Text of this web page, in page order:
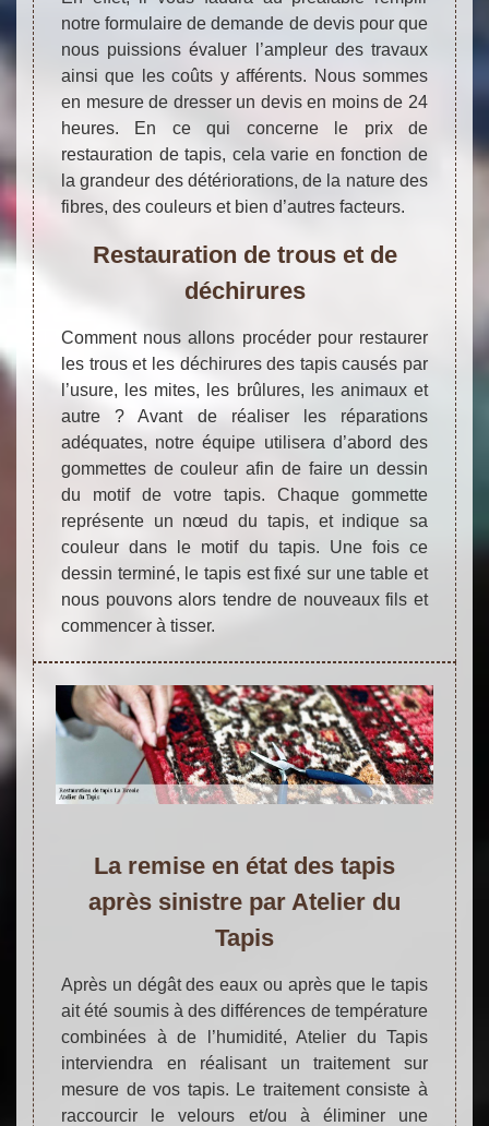
notre formulaire de demande de devis pour que
nous puissions évaluer l’ampleur des travaux
ainsi que les coûts y afférents. Nous sommes
en mesure de dresser un devis en moins de 24
heures. En ce qui concerne le prix de
restauration de tapis, cela varie en fonction de
la grandeur des détériorations, de la nature des
fibres, des couleurs et bien d’autres facteurs.
Restauration de trous et de
déchirures
Comment nous allons procéder pour restaurer
les trous et les déchirures des tapis causés par
l’usure, les mites, les brûlures, les animaux et
autre ? Avant de réaliser les réparations
adéquates, notre équipe utilisera d’abord des
gommettes de couleur afin de faire un dessin
du motif de votre tapis. Chaque gommette
représente un nœud du tapis, et indique sa
couleur dans le motif du tapis. Une fois ce
dessin terminé, le tapis est fixé sur une table et
nous pouvons alors tendre de nouveaux fils et
commencer à tisser.
La remise en état des tapis
après sinistre par Atelier du
Tapis
Après un dégât des eaux ou après que le tapis
ait été soumis à des différences de température
combinées à de l’humidité, Atelier du Tapis
interviendra en réalisant un traitement sur
mesure de vos tapis. Le traitement consiste à
raccourcir le velours et/ou à éliminer une